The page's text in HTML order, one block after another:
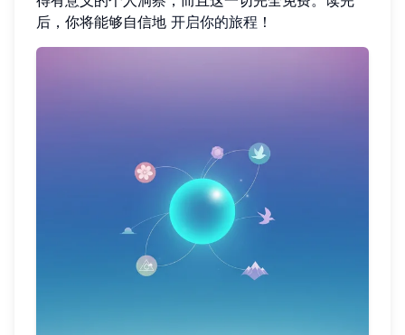
后，你将能够自信地 开启你的旅程 ！